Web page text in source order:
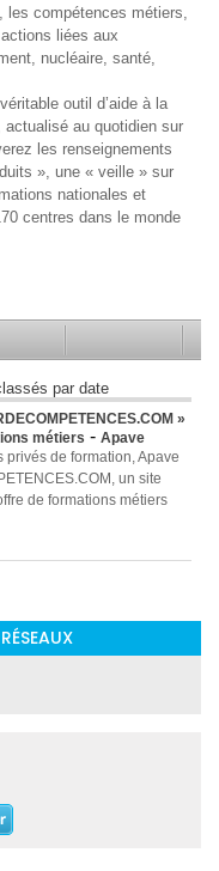
les compétences métiers,
liées aux
nucléaire, santé,
outil d’aide à la
au quotidien sur
les renseignements
», une « veille » sur
nationales et
centres dans le monde
par date
»
métiers - Apave
privés de formation, Apave
un site
de formations métiers